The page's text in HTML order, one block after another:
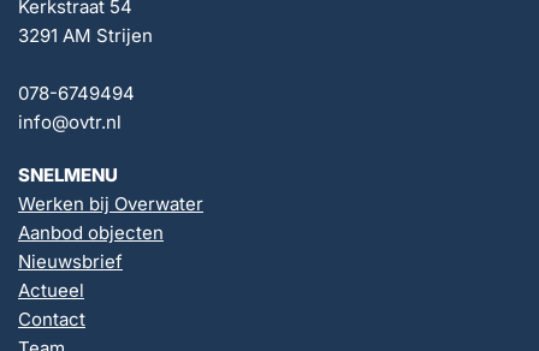
Kerkstraat 54
3291 AM Strijen
078-6749494
info@ovtr.nl
SNELMENU
Werken bij Overwater
Aanbod objecten
Nieuwsbrief
Actueel
Contact